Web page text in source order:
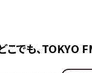
こでも、TOKYO